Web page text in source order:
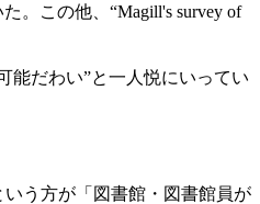
。この他、“Magill's survey of
能だわい”と一人悦にいってい
う方が「図書館・図書館員が